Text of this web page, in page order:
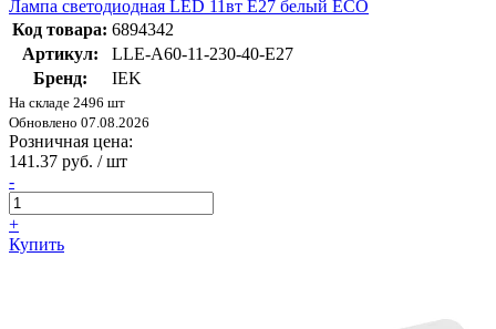
Лампа светодиодная LED 11вт E27 белый ECO
Код товара: 6894342
Артикул:
LLE-A60-11-230-40-E27
Бренд:
IEK
На складе 2496 шт
Обновлено 07.08.2026
Розничная цена:
141.37 руб. / шт
-
+
Купить